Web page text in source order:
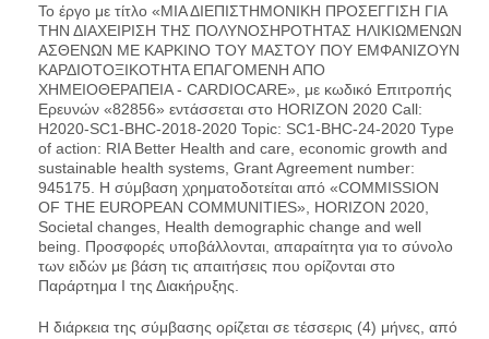
Το έργο με τίτλο «ΜΙΑ ΔΙΕΠΙΣΤΗΜΟΝΙΚΗ ΠΡΟΣΕΓΓΙΣΗ ΓΙΑ
ΤΗΝ ΔΙΑΧΕΙΡΙΣΗ ΤΗΣ ΠΟΛΥΝΟΣΗΡΟΤΗΤΑΣ ΗΛΙΚΙΩΜΕΝΩΝ
ΑΣΘΕΝΩΝ ΜΕ ΚΑΡΚΙΝΟ ΤΟΥ ΜΑΣΤΟΥ ΠΟΥ ΕΜΦΑΝΙΖΟΥΝ
ΚΑΡΔΙΟΤΟΞΙΚΟΤΗΤΑ ΕΠΑΓΟΜΕΝΗ ΑΠΟ
ΧΗΜΕΙΟΘΕΡΑΠΕΙΑ - CARDIOCARE», με κωδικό Επιτροπής
Ερευνών «82856» εντάσσεται στο HORIZON 2020 Call:
Η2020-SC1-BHC-2018-2020 Topic: SC1-BHC-24-2020 Type
of action: RIA Better Health and care, economic growth and
sustainable health systems, Grant Agreement number:
945175. Η σύμβαση χρηματοδοτείται από «COMMISSION
OF THE EUROPEAN COMMUNITIES», HORIZON 2020,
Societal changes, Health demographic change and well
being. Προσφορές υποβάλλονται, απαραίτητα για το σύνολο
των ειδών με βάση τις απαιτήσεις που ορίζονται στο
Παράρτημα Ι της Διακήρυξης.
Η διάρκεια της σύμβασης ορίζεται σε τέσσερις (4) μήνες, από